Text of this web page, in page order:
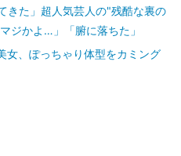
きた」超人気芸人の"残酷な裏の
ジかよ…」「腑に落ちた」
女、ぽっちゃり体型をカミング